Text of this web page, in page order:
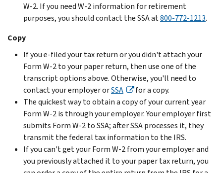
W-2. If you need W-2 information for retirement
purposes, you should contact the SSA at800-772-1213.
Copy
If you e-filed your tax return or you didn't attach your
Form W-2 to your paper return, then use one of the
transcript options above. Otherwise, you'll need to
contact your employer orSSA
for a copy.
The quickest way to obtain a copy of your current year
Form W-2 is through your employer. Your employer first
submits Form W-2 to SSA; after SSA processes it, they
transmit the federal tax information to the IRS.
If you can't get your Form W-2 from your employer and
you previously attached it to your paper tax return, you